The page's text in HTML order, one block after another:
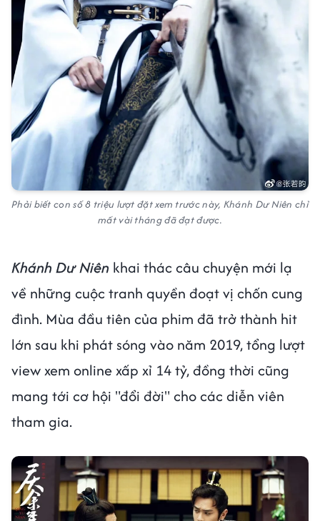
Phải biết con số 8 triệu lượt đặt xem trước này, Khánh Dư Niên chỉ
mất vài tháng đã đạt được.
Khánh Dư Niên khai thác câu chuyện mới lạ
về những cuộc tranh quyền đoạt vị chốn cung
đình. Mùa đầu tiên của phim đã trở thành hit
lớn sau khi phát sóng vào năm 2019, tổng lượt
view xem online xấp xỉ 14 tỷ, đồng thời cũng
mang tới cơ hội "đổi đời" cho các diễn viên
tham gia.